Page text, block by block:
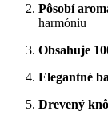
Pôsobí
harmóniu
Obsahuje
Elegantné
Drevený